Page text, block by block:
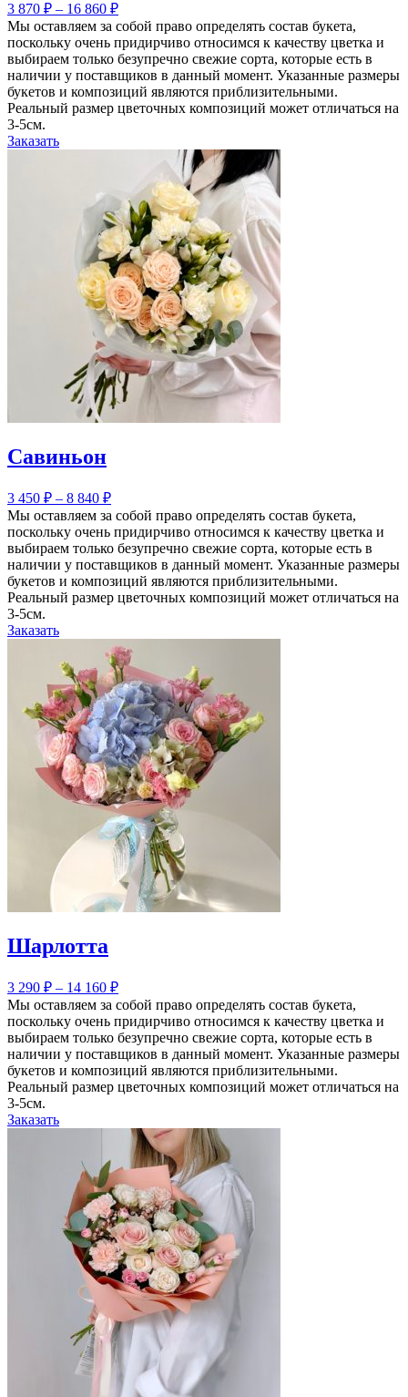
3 870 ₽ – 16 860 ₽
Мы оставляем за собой право определять состав букета,
поскольку очень придирчиво относимся к качеству цветка и
выбираем только безупречно свежие сорта, которые есть в
наличии у поставщиков в данный момент. Указанные размеры
букетов и композиций являются приблизительными.
Реальный размер цветочных композиций может отличаться на
3-5см.
Заказать
Савиньон
3 450 ₽ – 8 840 ₽
Мы оставляем за собой право определять состав букета,
поскольку очень придирчиво относимся к качеству цветка и
выбираем только безупречно свежие сорта, которые есть в
наличии у поставщиков в данный момент. Указанные размеры
букетов и композиций являются приблизительными.
Реальный размер цветочных композиций может отличаться на
3-5см.
Заказать
Шарлотта
3 290 ₽ – 14 160 ₽
Мы оставляем за собой право определять состав букета,
поскольку очень придирчиво относимся к качеству цветка и
выбираем только безупречно свежие сорта, которые есть в
наличии у поставщиков в данный момент. Указанные размеры
букетов и композиций являются приблизительными.
Реальный размер цветочных композиций может отличаться на
3-5см.
Заказать